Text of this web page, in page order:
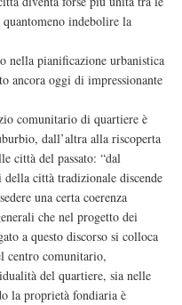
indebolire la
pianificazione urbanistica
ancora oggi di impressionante
comunitario di quartiere è
dall’altra alla riscoperta
città del passato: “dal
città tradizionale discende
una certa coerenza
che nel progetto dei
a questo discorso si colloca
centro comunitario,
del quartiere, sia nelle
la proprietà fondiaria è